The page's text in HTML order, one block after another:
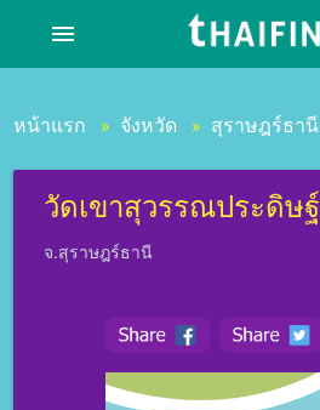
menu
หน้าแรก » จังหวัด » สุราษฎร์ธานี
วัดเขาสุวรรณประดิษฐ์
จ.สุราษฎร์ธานี